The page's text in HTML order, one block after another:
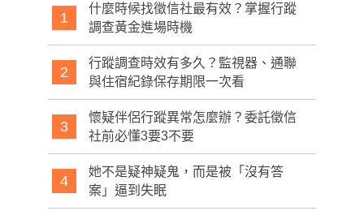
1
什麼時候找徵信社最有效？掌握行蹤
調查黃金進場時機
2
行蹤調查時效有多久？監視器、通聯
與住宿紀錄保存期限一次看
3
懷疑伴侶行蹤異常怎麼辦？委託徵信
社前必懂3要3不要
4
她不是疑神疑鬼，而是被「沒有答
案」逼到失眠